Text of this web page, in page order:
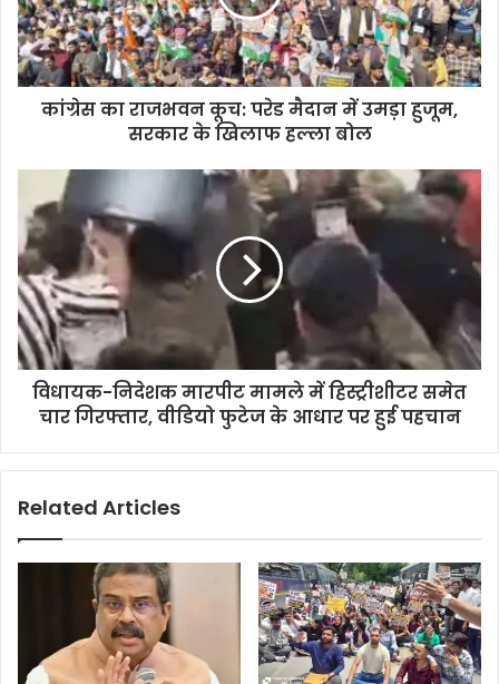
कांग्रेस का राजभवन कूच: परेड मैदान में उमड़ा हुजूम,
सरकार के खिलाफ हल्ला बोल
विधायक-निदेशक मारपीट मामले में हिस्ट्रीशीटर समेत
चार गिरफ्तार, वीडियो फुटेज के आधार पर हुई पहचान
Related Articles